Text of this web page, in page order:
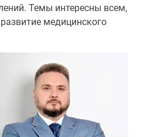
Темы интересны всем,
медицинского